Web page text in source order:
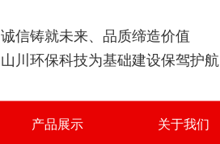
诚信铸就未来、品质缔造价值
山川环保科技为基础建设保驾护航
产品展示 关于我们